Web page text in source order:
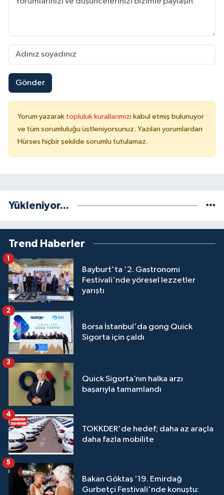
Gönder
Yorum yazarak topluluk kurallarımızı kabul etmiş bulunuyor
ve tüm sorumluluğu üstleniyorsunuz. Yazılan yorumlardan
Hürses hiçbir şekilde sorumlu tutulamaz.
Yükleniyor...
Trend Haberler
Bayburt'ta '2. Gastronomi
Festivali'nde yöresel lezzetler
yarıştı
1
Borsa İstanbul'da gong Quick
Sigorta için çaldı
2
Quick Sigorta’nın halka arzı
başarıyla tamamlandı
3
TOKKDER'de hedef; daha az araçla
daha fazla mobilite
4
Bakan Göktaş '19. Emirdağ
Gurbetçi Festivali'nde konuştu:
5